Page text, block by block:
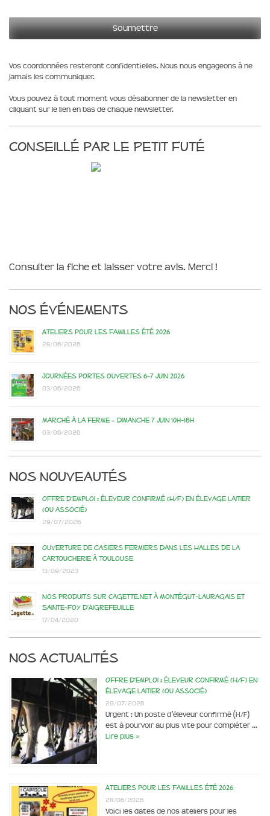
Vos coordonnées resteront confidentielles. Nous nous engageons à ne
jamais les communiquer.
Vous pouvez à tout moment vous désabonner de la newsletter en
cliquant sur le lien en bas de chaque newsletter.
Conseillé par le Petit Futé
Consulter la fiche et laisser votre avis. Merci !
Nos événements
Ateliers pour les familles été 2026
28/06/2026
Journées portes ouvertes 6-7 juin 2026
03/06/2026
Marché à la ferme – dimanche 7 juin 10h-18h
03/06/2026
Nos nouveautés
Offre d’emploi : éleveur confirmé (H/F) en élevage laitier
(ou associé)
29/07/2026
Ouverture de casiers fermiers dans les Halles de la
Cartoucherie à Toulouse
13/09/2023
Nos produits sur Cagette.net à Montégut-Lauragais et
Sainte-Foy d’Aigrefeuille
17/04/2020
Nos actualités
Offre d’emploi : éleveur confirmé (H/F) en
élevage laitier (ou associé)
29/07/2026
Urgent : Un poste d’éleveur confirmé (H/F)
est à pourvoir au plus vite pour compléter …
Lire plus »
Ateliers pour les familles été 2026
28/06/2026
Voici les dates de nos ateliers pour les